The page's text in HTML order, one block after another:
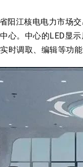
江核电电力市场交
心。中心的LED显
时调取、编辑等功能